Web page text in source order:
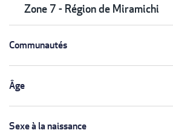
Zone 7 - Région de Miramichi
Communautés
Âge
Sexe à la naissance